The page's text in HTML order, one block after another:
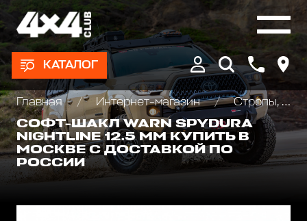
КАТАЛОГ
Главная Интернет-магазин
Стропы, шаклы и аксессуары
СОФТ-ШАКЛ WARN SPYDURA
NIGHTLINE 12.5 ММ КУПИТЬ В
МОСКВЕ С ДОСТАВКОЙ ПО
РОССИИ